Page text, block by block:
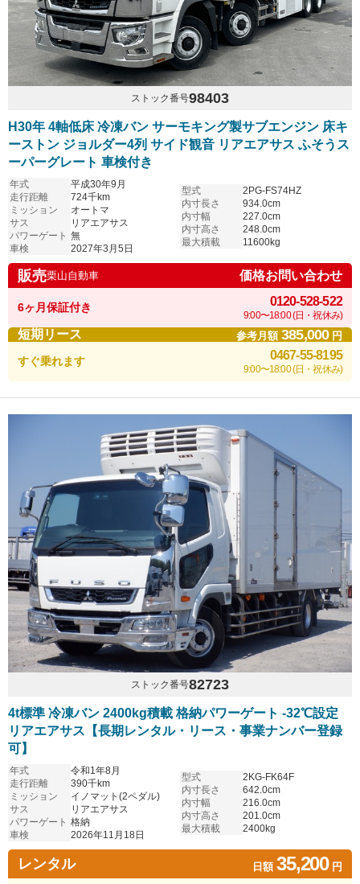
ストック番号98403
H30年 4軸低床 冷凍バン サーモキング製サブエンジン 床キ
ーストン ジョルダー4列 サイド観音 リアエアサス ふそうス
ーパーグレート 車検付き
年式
平成30年9月
走行距離
724千km
ミッション
オートマ
サス
リアエアサス
パワーゲート 無
車検
2027年3月5日
型式
2PG-FS74HZ
内寸長さ
934.0cm
内寸幅
227.0cm
内寸高さ
248.0cm
最大積載
11600kg
販売栗山自動車 価格お問い合わせ
6ヶ月保証付き 0120-528-522
9:00〜18:00 (日・祝休み)
短期リース 参考月額385,000円
すぐ乗れます 0467-55-8195
9:00〜18:00 (日・祝休み)
ストック番号82723
4t標準 冷凍バン 2400kg積載 格納パワーゲート -32℃設定
リアエアサス【長期レンタル・リース・事業ナンバー登録
可】
年式
令和1年8月
走行距離
390千km
ミッション
イノマット(2ペダル)
サス
リアエアサス
パワーゲート 格納
車検
2026年11月18日
型式
2KG-FK64F
内寸長さ
642.0cm
内寸幅
216.0cm
内寸高さ
201.0cm
最大積載
2400kg
レンタル 日額35,200円